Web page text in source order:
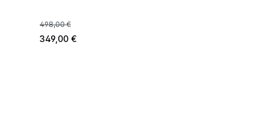
498,00 €
349,00 €